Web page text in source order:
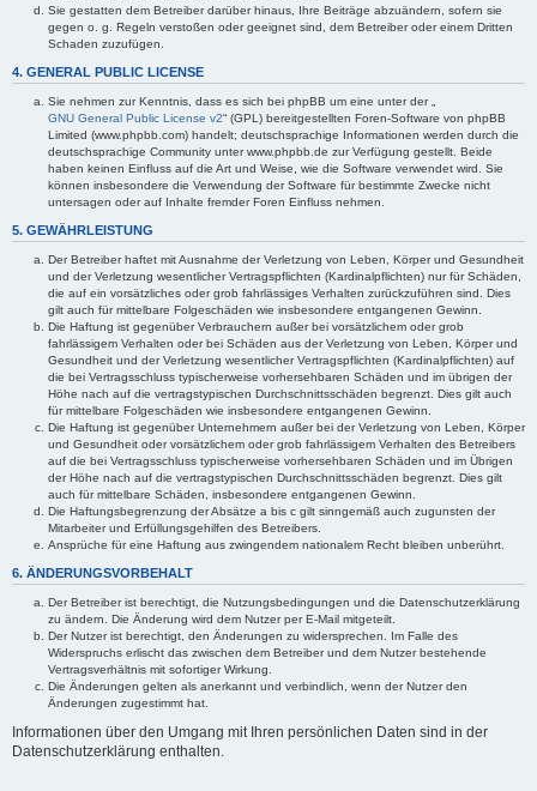
Sie gestatten dem Betreiber darüber hinaus, Ihre Beiträge abzuändern, sofern sie
gegen o. g. Regeln verstoßen oder geeignet sind, dem Betreiber oder einem Dritten
Schaden zuzufügen.
4. GENERAL PUBLIC LICENSE
Sie nehmen zur Kenntnis, dass es sich bei phpBB um eine unter der „
GNU General Public License v2“ (GPL) bereitgestellten Foren-Software von phpBB
Limited (www.phpbb.com) handelt; deutschsprachige Informationen werden durch die
deutschsprachige Community unter www.phpbb.de zur Verfügung gestellt. Beide
haben keinen Einfluss auf die Art und Weise, wie die Software verwendet wird. Sie
können insbesondere die Verwendung der Software für bestimmte Zwecke nicht
untersagen oder auf Inhalte fremder Foren Einfluss nehmen.
5. GEWÄHRLEISTUNG
Der Betreiber haftet mit Ausnahme der Verletzung von Leben, Körper und Gesundheit
und der Verletzung wesentlicher Vertragspflichten (Kardinalpflichten) nur für Schäden,
die auf ein vorsätzliches oder grob fahrlässiges Verhalten zurückzuführen sind. Dies
gilt auch für mittelbare Folgeschäden wie insbesondere entgangenen Gewinn.
Die Haftung ist gegenüber Verbrauchern außer bei vorsätzlichem oder grob
fahrlässigem Verhalten oder bei Schäden aus der Verletzung von Leben, Körper und
Gesundheit und der Verletzung wesentlicher Vertragspflichten (Kardinalpflichten) auf
die bei Vertragsschluss typischerweise vorhersehbaren Schäden und im übrigen der
Höhe nach auf die vertragstypischen Durchschnittsschäden begrenzt. Dies gilt auch
für mittelbare Folgeschäden wie insbesondere entgangenen Gewinn.
Die Haftung ist gegenüber Unternehmern außer bei der Verletzung von Leben, Körper
und Gesundheit oder vorsätzlichem oder grob fahrlässigem Verhalten des Betreibers
auf die bei Vertragsschluss typischerweise vorhersehbaren Schäden und im Übrigen
der Höhe nach auf die vertragstypischen Durchschnittsschäden begrenzt. Dies gilt
auch für mittelbare Schäden, insbesondere entgangenen Gewinn.
Die Haftungsbegrenzung der Absätze a bis c gilt sinngemäß auch zugunsten der
Mitarbeiter und Erfüllungsgehilfen des Betreibers.
Ansprüche für eine Haftung aus zwingendem nationalem Recht bleiben unberührt.
6. ÄNDERUNGSVORBEHALT
Der Betreiber ist berechtigt, die Nutzungsbedingungen und die Datenschutzerklärung
zu ändern. Die Änderung wird dem Nutzer per E-Mail mitgeteilt.
Der Nutzer ist berechtigt, den Änderungen zu widersprechen. Im Falle des
Widerspruchs erlischt das zwischen dem Betreiber und dem Nutzer bestehende
Vertragsverhältnis mit sofortiger Wirkung.
Die Änderungen gelten als anerkannt und verbindlich, wenn der Nutzer den
Änderungen zugestimmt hat.
Informationen über den Umgang mit Ihren persönlichen Daten sind in der
Datenschutzerklärung enthalten.